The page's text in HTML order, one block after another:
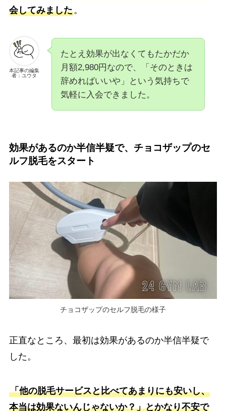
会してみました。
本記事の編集
者：ユウタ
たとえ効果が出なくてもたかだか
月額2,980円なので、「そのときは
辞めればいいや」という気持ちで
気軽に入会できました。
効果があるのか半信半疑で、チョコザップのセ
ルフ脱毛をスタート
チョコザップのセルフ脱毛の様子
正直なところ、最初は効果があるのか半信半疑で
した。
「他の脱毛サービスと比べてあまりにも安いし、
本当は効果ないんじゃないか？」とかなり不安で